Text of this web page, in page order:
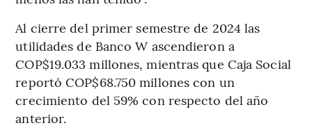
Al cierre del primer semestre de 2024 las
utilidades de Banco W ascendieron a
COP$19.033 millones, mientras que Caja Social
reportó COP$68.750 millones con un
crecimiento del 59% con respecto del año
anterior.